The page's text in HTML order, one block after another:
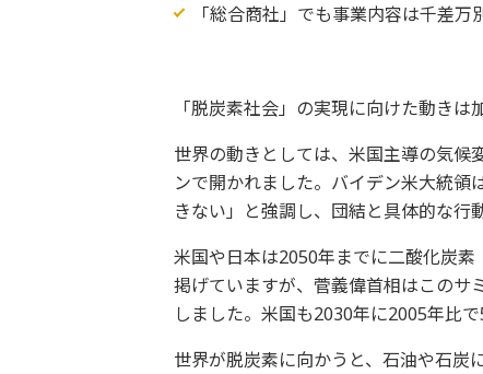
「総合商社」でも事業内容は千差万
「脱炭素社会」の実現に向けた動きは
世界の動きとしては、米国主導の気候
ンで開かれました。バイデン米大統
きない」と強調し、団結と具体的な行
米国や日本は2050年までに二酸化炭
掲げていますが、菅義偉首相はこのサ
しました。米国も2030年に2005年比
世界が脱炭素に向かうと、石油や石炭